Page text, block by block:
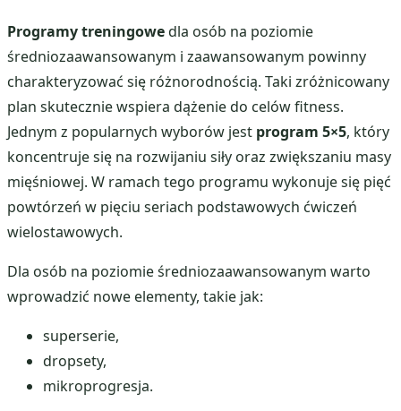
Programy treningowedla osób na poziomie
średniozaawansowanym i zaawansowanym powinny
charakteryzować się różnorodnością. Taki zróżnicowany
plan skutecznie wspiera dążenie do celów fitness.
Jednym z popularnych wyborów jest program 5×5, który
koncentruje się na rozwijaniu siły oraz zwiększaniu masy
mięśniowej. W ramach tego programu wykonuje się pięć
powtórzeń w pięciu seriach podstawowych ćwiczeń
wielostawowych.
Dla osób na poziomie średniozaawansowanym warto
wprowadzić nowe elementy, takie jak:
superserie,
dropsety,
mikroprogresja.